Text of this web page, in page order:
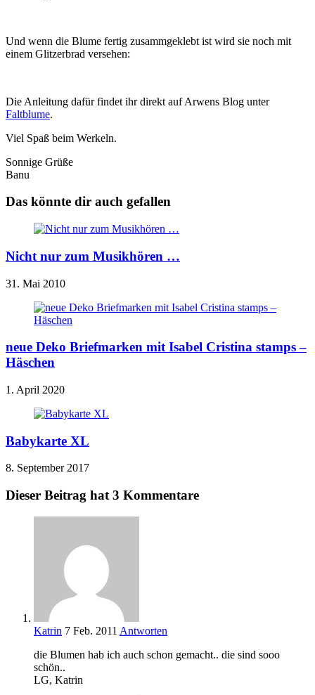
Und wenn die Blume fertig zusammgeklebt ist wird sie noch mit
einem Glitzerbrad versehen:
Die Anleitung dafür findet ihr direkt auf Arwens Blog unter
Faltblume.
Viel Spaß beim Werkeln.
Sonnige Grüße
Banu
Das könnte dir auch gefallen
Nicht nur zum Musikhören …
31. Mai 2010
neue Deko Briefmarken mit Isabel Cristina stamps –
Häschen
1. April 2020
Babykarte XL
8. September 2017
Dieser Beitrag hat 3 Kommentare
Katrin 7 Feb. 2011 Antworten
die Blumen hab ich auch schon gemacht.. die sind sooo
schön..
LG, Katrin